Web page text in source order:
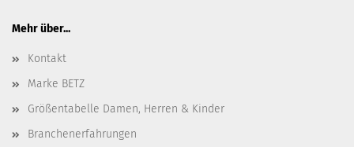
Mehr über...
Kontakt
Marke BETZ
Größentabelle Damen, Herren & Kinder
Branchenerfahrungen